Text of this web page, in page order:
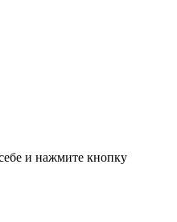
и нажмите кнопку